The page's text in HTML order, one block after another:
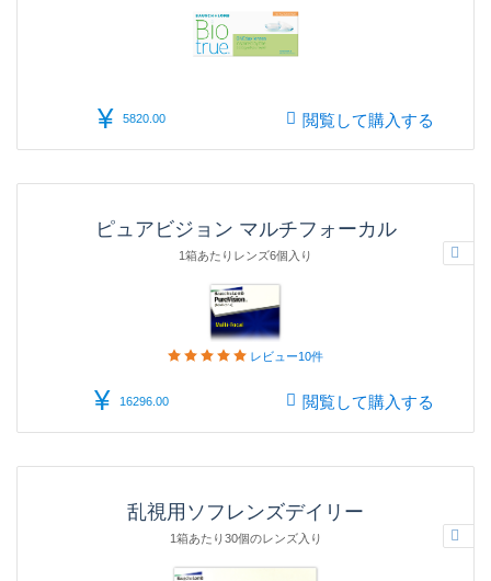
¥ 5820.00 閲覧して購入する
ピュアビジョン マルチフォーカル
1箱あたりレンズ6個入り
レビュー10件
¥ 16296.00 閲覧して購入する
乱視用ソフレンズデイリー
1箱あたり30個のレンズ入り